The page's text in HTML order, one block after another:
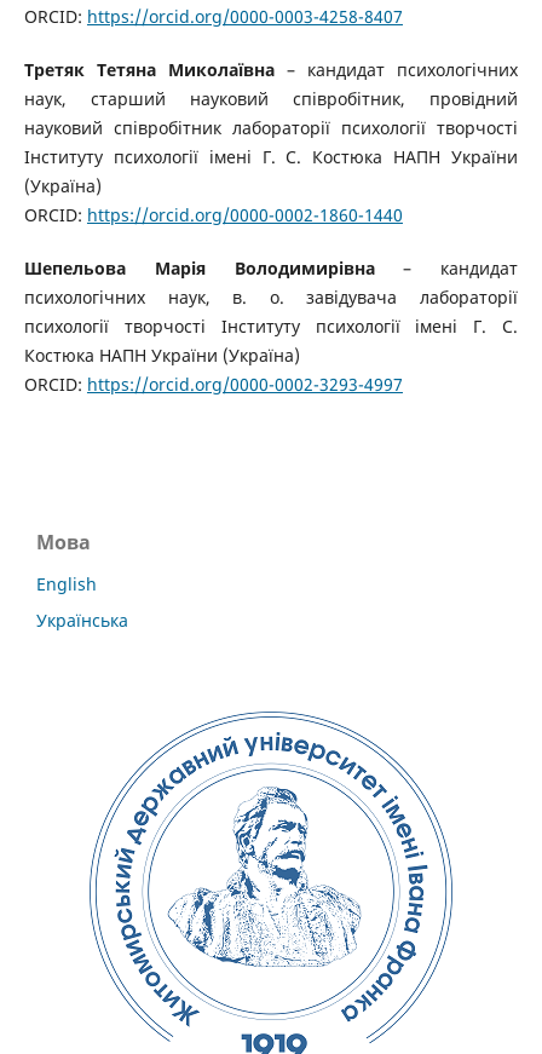
ORCID: https://orcid.org/0000-0003-4258-8407
Третяк Тетяна Миколаївна – кандидат психологічних
наук, старший науковий співробітник, провідний
науковий співробітник лабораторії психології творчості
Інституту психології імені Г. С. Костюка НАПН України
(Україна)
ORCID: https://orcid.org/0000-0002-1860-1440
Шепельова Марія Володимирівна– кандидат
психологічних наук, в. о. завідувача лабораторії
психології творчості Інституту психології імені Г. С.
Костюка НАПН України (Україна)
ORCID: https://orcid.org/0000-0002-3293-4997
Мова
English
Українська